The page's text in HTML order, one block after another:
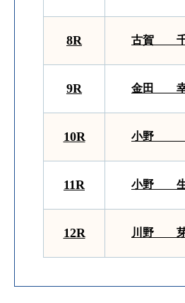
8R 古賀
9R 金田
10R 小野
11R 小野
12R 川野